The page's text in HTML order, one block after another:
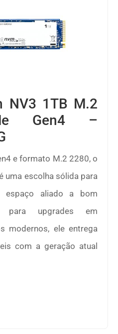
NV3 1TB M.2
Gen4 –
e formato M.2 2280, o
uma escolha sólida para
espaço aliado a bom
para upgrades em
modernos, ele entrega
com a geração atual